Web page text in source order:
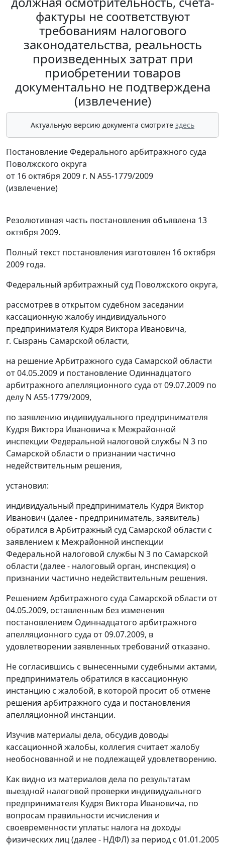
фактуры не соответствуют
требованиям налогового
законодательства, реальность
произведенных затрат при
приобретении товаров
документально не подтверждена
(извлечение)
Актуальную версию документа смотрите здесь
Постановление Федерального арбитражного суда
Поволжского округа
от 16 октября 2009 г. N А55-1779/2009
(извлечение)
Резолютивная часть постановления объявлена 13
октября 2009.
Полный текст постановления изготовлен 16 октября
2009 года.
Федеральный арбитражный суд Поволжского округа,
рассмотрев в открытом судебном заседании
кассационную жалобу индивидуального
предпринимателя Кудря Виктора Ивановича,
г. Сызрань Самарской области,
на решение Арбитражного суда Самарской области
от 04.05.2009 и постановление Одиннадцатого
арбитражного апелляционного суда от 09.07.2009 по
делу N А55-1779/2009,
по заявлению индивидуального предпринимателя
Кудря Виктора Ивановича к Межрайонной
инспекции Федеральной налоговой службы N 3 по
Самарской области о признании частично
недействительным решения,
установил:
индивидуальный предприниматель Кудря Виктор
Иванович (далее - предприниматель, заявитель)
обратился в Арбитражный суд Самарской области с
заявлением к Межрайонной инспекции
Федеральной налоговой службы N 3 по Самарской
области (далее - налоговый орган, инспекция) о
признании частично недействительным решения.
Решением Арбитражного суда Самарской области от
04.05.2009, оставленным без изменения
постановлением Одиннадцатого арбитражного
апелляционного суда от 09.07.2009, в
удовлетворении заявленных требований отказано.
Не согласившись с вынесенными судебными актами,
предприниматель обратился в кассационную
инстанцию с жалобой, в которой просит об отмене
решения арбитражного суда и постановления
апелляционной инстанции.
Изучив материалы дела, обсудив доводы
кассационной жалобы, коллегия считает жалобу
необоснованной и не подлежащей удовлетворению.
Как видно из материалов дела по результатам
выездной налоговой проверки индивидуального
предпринимателя Кудря Виктора Ивановича, по
вопросам правильности исчисления и
своевременности уплаты: налога на доходы
физических лиц (далее - НДФЛ) за период с 01.01.2005